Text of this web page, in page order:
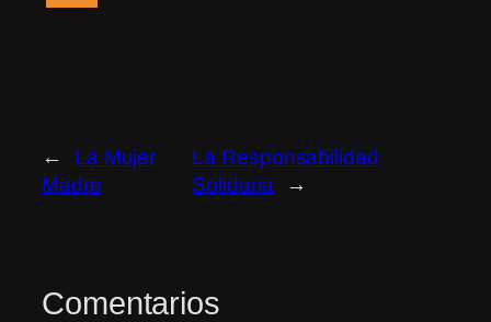
←
La Mujer
Madre
La Responsabilidad
Solidaria
→
Comentarios